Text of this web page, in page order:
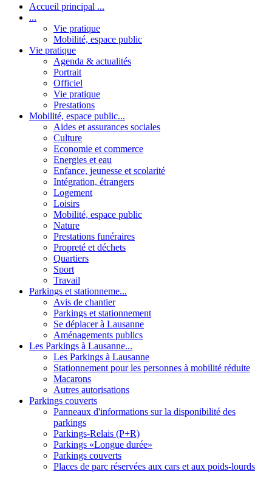
Accueil principal ...
...
Vie pratique
Mobilité, espace public
Vie pratique
Agenda & actualités
Portrait
Officiel
Vie pratique
Prestations
Mobilité, espace public...
Aides et assurances sociales
Culture
Economie et commerce
Energies et eau
Enfance, jeunesse et scolarité
Intégration, étrangers
Logement
Loisirs
Mobilité, espace public
Nature
Prestations funéraires
Propreté et déchets
Quartiers
Sport
Travail
Parkings et stationneme...
Avis de chantier
Parkings et stationnement
Se déplacer à Lausanne
Aménagements publics
Les Parkings à Lausanne...
Les Parkings à Lausanne
Stationnement pour les personnes à mobilité réduite
Macarons
Autres autorisations
Parkings couverts
Panneaux d'informations sur la disponibilité des
parkings
Parkings-Relais (P+R)
Parkings «Longue durée»
Parkings couverts
Places de parc réservées aux cars et aux poids-lourds